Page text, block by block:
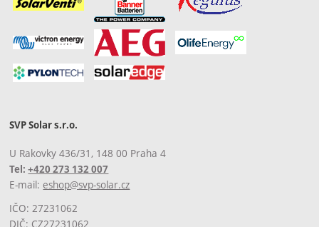
SVP Solar s.r.o.
U Rakovky 436/31, 148 00 Praha 4
Tel:+420 273 132 007
E-mail: eshop@svp-solar.cz
IČO: 27231062
DIČ: CZ27231062